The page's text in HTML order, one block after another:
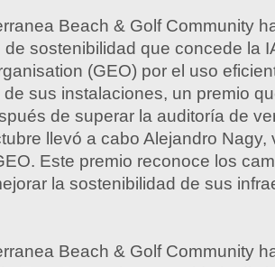
Beach & Golf Community
sostenibilidad que concede la
(GEO) por el uso
sus instalaciones, un premio
de superar la auditoría de
llevó a cabo Alejandro Nagy,
Este premio reconoce los
la sostenibilidad de sus
Beach & Golf Community